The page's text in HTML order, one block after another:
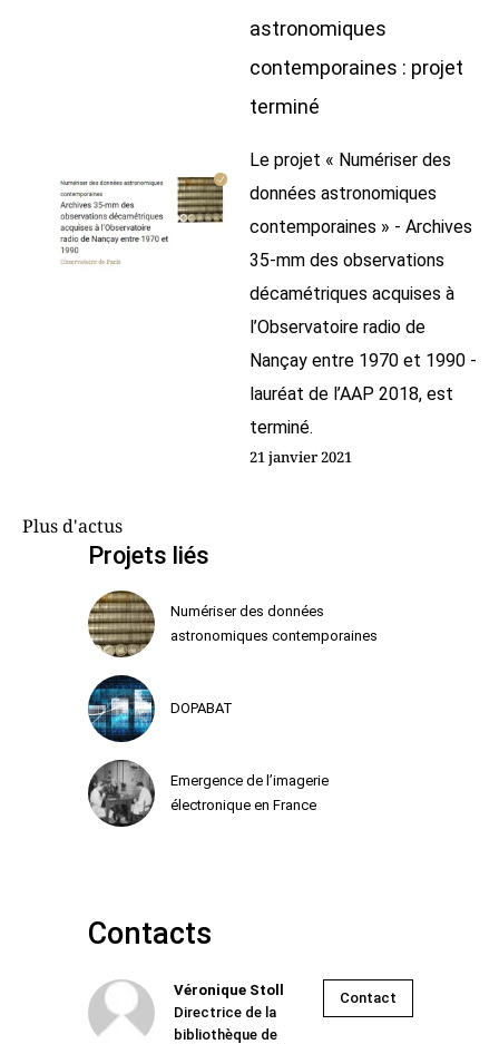
Projets liés
Numériser des données
astronomiques contemporaines
DOPABAT
Emergence de l’imagerie
électronique en France
Contacts
Véronique Stoll
Directrice de la
bibliothèque de
Contact
astronomiques
contemporaines : projet
terminé
Le projet « Numériser des
données astronomiques
contemporaines » - Archives
35-mm des observations
décamétriques acquises à
l’Observatoire radio de
Nançay entre 1970 et 1990 -
lauréat de l’AAP 2018, est
terminé.
21 janvier 2021
Plus d'actus